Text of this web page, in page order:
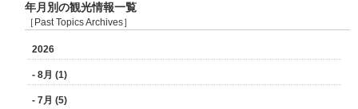
年月別の観光情報一覧
［Past Topics Archives］
2026
- 8月 (1)
- 7月 (5)